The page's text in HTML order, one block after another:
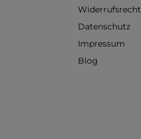
Widerrufsrecht
Datenschutz
Impressum
Blog